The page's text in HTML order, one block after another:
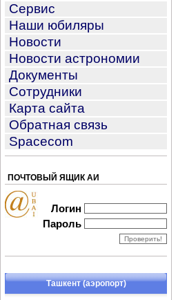
Сервис
Наши юбиляры
Новости
Новости астрономии
Документы
Сотрудники
Карта сайта
Обратная связь
Spacecom
ПОЧТОВЫЙ ЯЩИК АИ
Логин
Пароль
Ташкент (аэропорт)